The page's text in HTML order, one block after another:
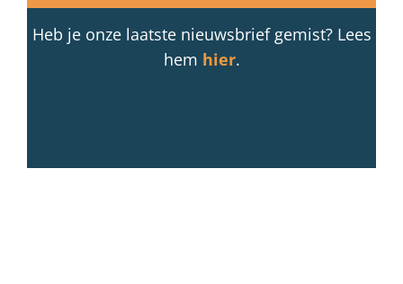
Heb je onze laatste nieuwsbrief gemist? Lees
hem hier.